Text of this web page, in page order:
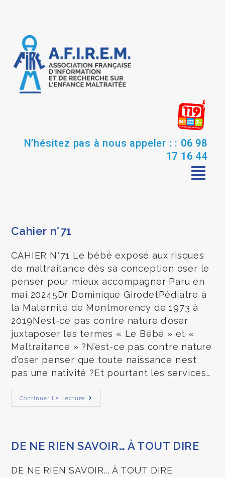
N’hésitez pas à nous appeler : : 06 98
17 16 44
Cahier n°71
CAHIER N°71 Le bébé exposé aux risques
de maltraitance dès sa conception oser le
penser pour mieux accompagner Paru en
mai 20245Dr Dominique GirodetPédiatre à
la Maternité de Montmorency de 1973 à
2019N’est-ce pas contre nature d’oser
juxtaposer les termes « Le Bébé » et «
Maltraitance » ?N’est-ce pas contre nature
d’oser penser que toute naissance n’est
pas une nativité ?Et pourtant les services…
Continuer La Lecture
DE NE RIEN SAVOIR… À TOUT DIRE
DE NE RIEN SAVOIR... À TOUT DIRE